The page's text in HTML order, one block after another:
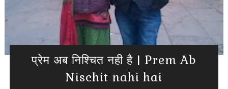
प्रेम अब निश्चित नही है | Prem Ab
Nischit nahi hai